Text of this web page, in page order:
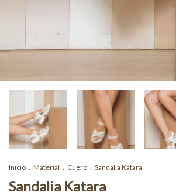
Inicio . Material . Cuero . Sandalia Katara
Sandalia Katara